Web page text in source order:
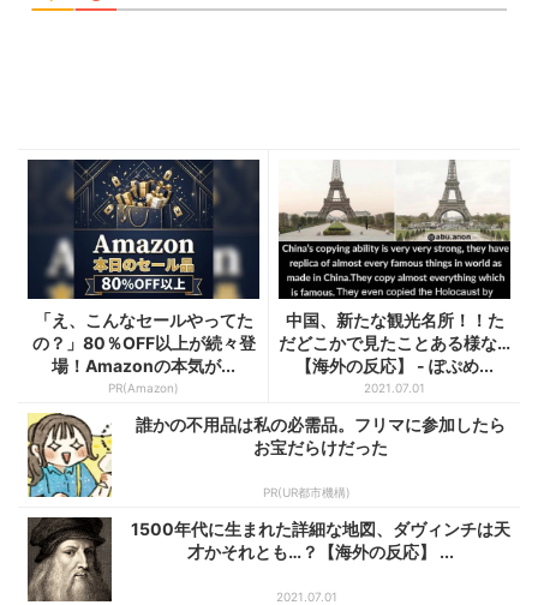
「え、こんなセールやってた
の？」80％OFF以上が続々登
場！Amazonの本気が...
PR(Amazon)
中国、新たな観光名所！！た
だどこかで見たことある様な…
【海外の反応】 - ぽぷめ...
2021.07.01
誰かの不用品は私の必需品。フリマに参加したら
お宝だらけだった
PR(UR都市機構)
1500年代に生まれた詳細な地図、ダヴィンチは天
才かそれとも…？【海外の反応】 ...
2021.07.01